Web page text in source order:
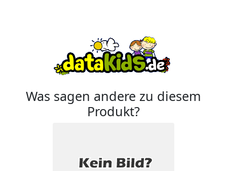
Was sagen andere zu diesem
Produkt?